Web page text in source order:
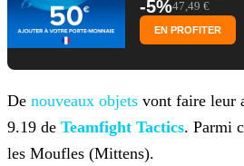
-5%47,49 €
EN PROFITER
De nouveaux objets vont faire leur
9.19 de Teamfight Tactics. Parmi
les Moufles (Mittens).